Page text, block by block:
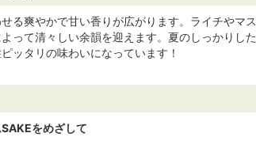
る爽やかで甘い香りが広がります。ライチや
って清々しい余韻を迎えます。夏のしっかり
ッタリの味わいになっています！
をめざして